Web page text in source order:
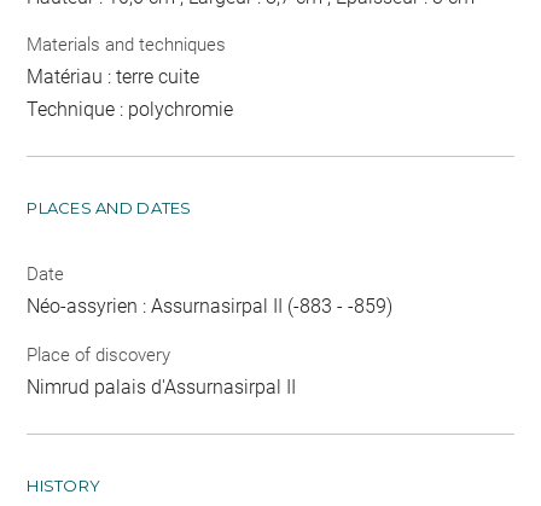
Materials and techniques
Matériau : terre cuite
Technique : polychromie
PLACES AND DATES
Date
Néo-assyrien : Assurnasirpal II (-883 - -859)
Place of discovery
Nimrud palais d'Assurnasirpal II
HISTORY